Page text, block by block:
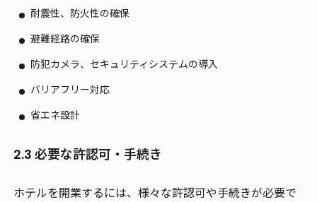
耐震性、防火性の確保
避難経路の確保
防犯カメラ、セキュリティシステムの導入
バリアフリー対応
省エネ設計
2.3 必要な許認可・手続き
ホテルを開業するには、様々な許認可や手続きが必要で